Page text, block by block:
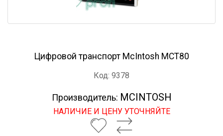
Цифровой транспорт McIntosh MCT80
Код: 9378
Производитель: MCINTOSH
НАЛИЧИЕ И ЦЕНУ УТОЧНЯЙТЕ